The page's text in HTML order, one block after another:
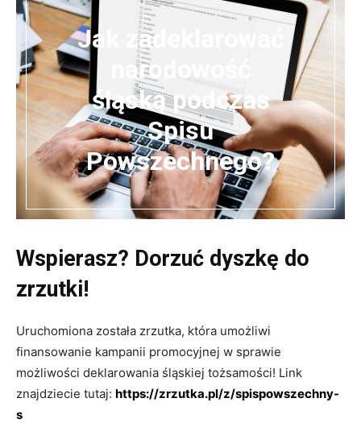
Jak zadeklarować
narodowość
śląską podczas
Spisu
Powszechnego?
Wspierasz? Dorzuć dyszkę do
zrzutki!
Uruchomiona została zrzutka, która umożliwi
finansowanie kampanii promocyjnej w sprawie
możliwości deklarowania śląskiej tożsamości! Link
znajdziecie tutaj: https://zrzutka.pl/z/spispowszechny-
s